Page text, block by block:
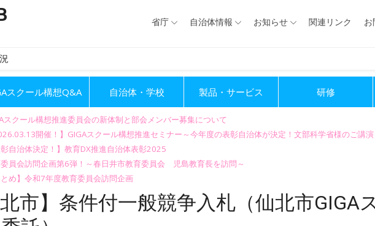
省庁 自治体情報 お知らせ 関連リンク お
スクール構想Q&A 自治体・学校 製品・サービス 研修
スクール構想推進委員会の新体制と部会メンバー募集について
開催！】GIGAスクール構想推進セミナー～今年度の表彰自治体が決定！文部科学省様のご講演
彰自治体決定！】教育DX推進自治体表彰2025
員会訪問企画第6弾！～春日井市教育委員会 児島教育長を訪問～
とめ】令和7年度教育委員会訪問企画
市】条件付一般競争入札（仙北市GIGA